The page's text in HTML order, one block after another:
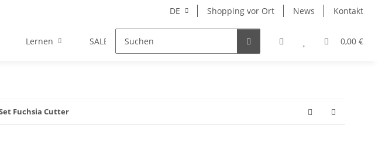
DE Shopping vor Ort News Kontakt
0,00 €
Lernen SALE Hersteller
Fuchsia Cutter